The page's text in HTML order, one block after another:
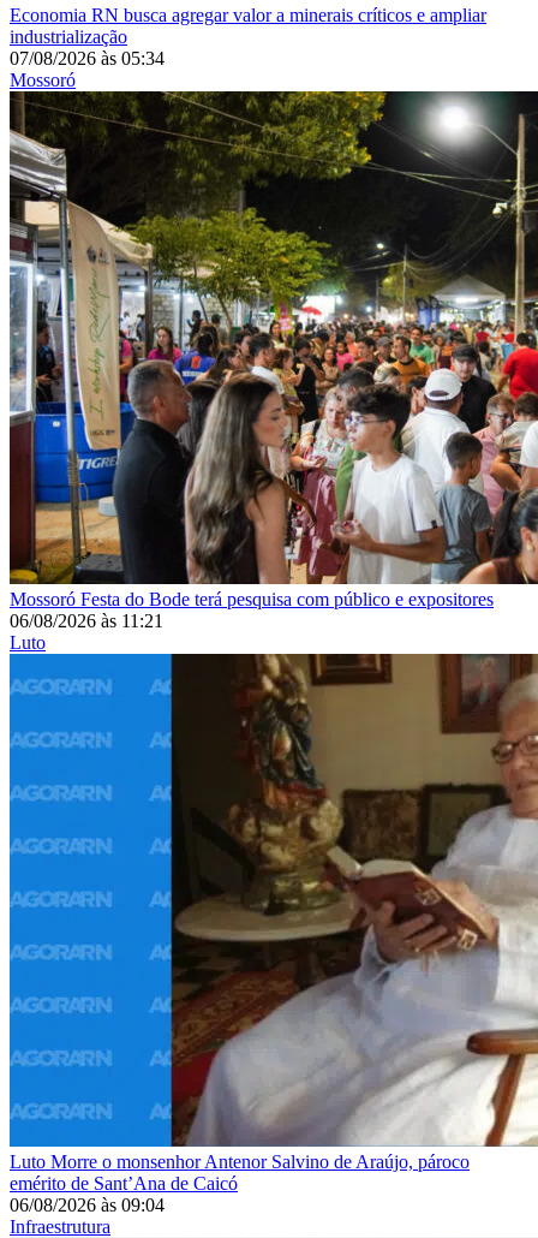
Economia RN busca agregar valor a minerais críticos e ampliar
industrialização
07/08/2026 às 05:34
Mossoró
Mossoró Festa do Bode terá pesquisa com público e expositores
06/08/2026 às 11:21
Luto
Luto Morre o monsenhor Antenor Salvino de Araújo, pároco
emérito de Sant’Ana de Caicó
06/08/2026 às 09:04
Infraestrutura